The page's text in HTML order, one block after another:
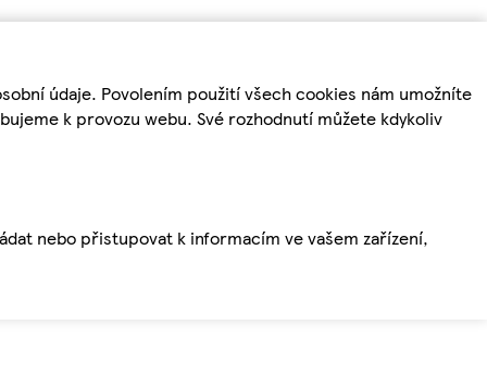
údaje. Povolením použití všech cookies nám umožníte
k provozu webu. Své rozhodnutí můžete kdykoliv
nebo přistupovat k informacím ve vašem zařízení,